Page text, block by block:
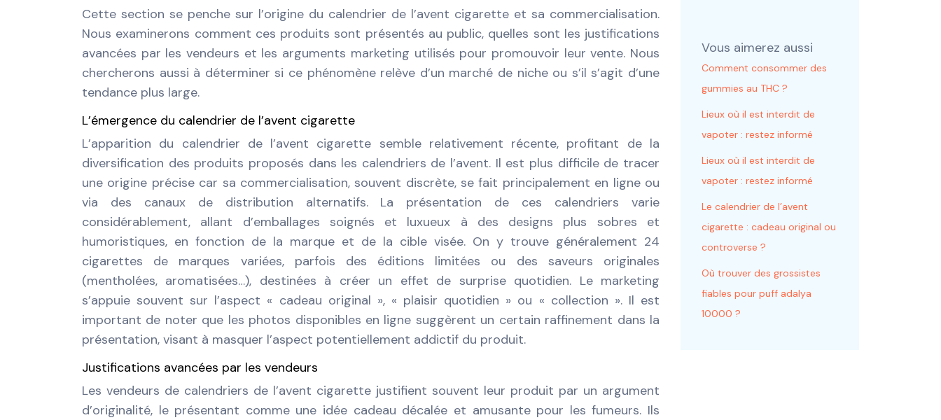
Cette section se penche sur l’origine du calendrier de l’avent cigarette et sa commercialisation.
Nous examinerons comment ces produits sont présentés au public, quelles sont les justifications
avancées par les vendeurs et les arguments marketing utilisés pour promouvoir leur vente. Nous
chercherons aussi à déterminer si ce phénomène relève d’un marché de niche ou s’il s’agit d’une
tendance plus large.
L’émergence du calendrier de l’avent cigarette
L’apparition du calendrier de l’avent cigarette semble relativement récente, profitant de la
diversification des produits proposés dans les calendriers de l’avent. Il est plus difficile de tracer
une origine précise car sa commercialisation, souvent discrète, se fait principalement en ligne ou
via des canaux de distribution alternatifs. La présentation de ces calendriers varie
considérablement, allant d’emballages soignés et luxueux à des designs plus sobres et
humoristiques, en fonction de la marque et de la cible visée. On y trouve généralement 24
cigarettes de marques variées, parfois des éditions limitées ou des saveurs originales
(mentholées, aromatisées…), destinées à créer un effet de surprise quotidien. Le marketing
s’appuie souvent sur l’aspect « cadeau original », « plaisir quotidien » ou « collection ». Il est
important de noter que les photos disponibles en ligne suggèrent un certain raffinement dans la
présentation, visant à masquer l’aspect potentiellement addictif du produit.
Justifications avancées par les vendeurs
Les vendeurs de calendriers de l’avent cigarette justifient souvent leur produit par un argument
d’originalité, le présentant comme une idée cadeau décalée et amusante pour les fumeurs. Ils
Vous aimerez aussi
Comment consommer des
gummies au THC ?
Lieux où il est interdit de
vapoter : restez informé
Lieux où il est interdit de
vapoter : restez informé
Le calendrier de l’avent
cigarette : cadeau original ou
controverse ?
Où trouver des grossistes
fiables pour puff adalya
10000 ?